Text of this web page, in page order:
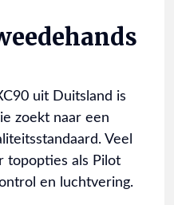
uit Duitsland is
zoekt naar een
Veel
topopties als Pilot
en luchtvering.